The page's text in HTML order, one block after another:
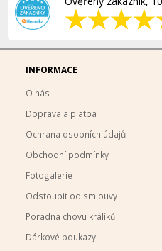
INFORMACE
O nás
Doprava a platba
Ochrana osobních údajů
Obchodní podmínky
Fotogalerie
Odstoupit od smlouvy
Poradna chovu králíků
Dárkové poukazy